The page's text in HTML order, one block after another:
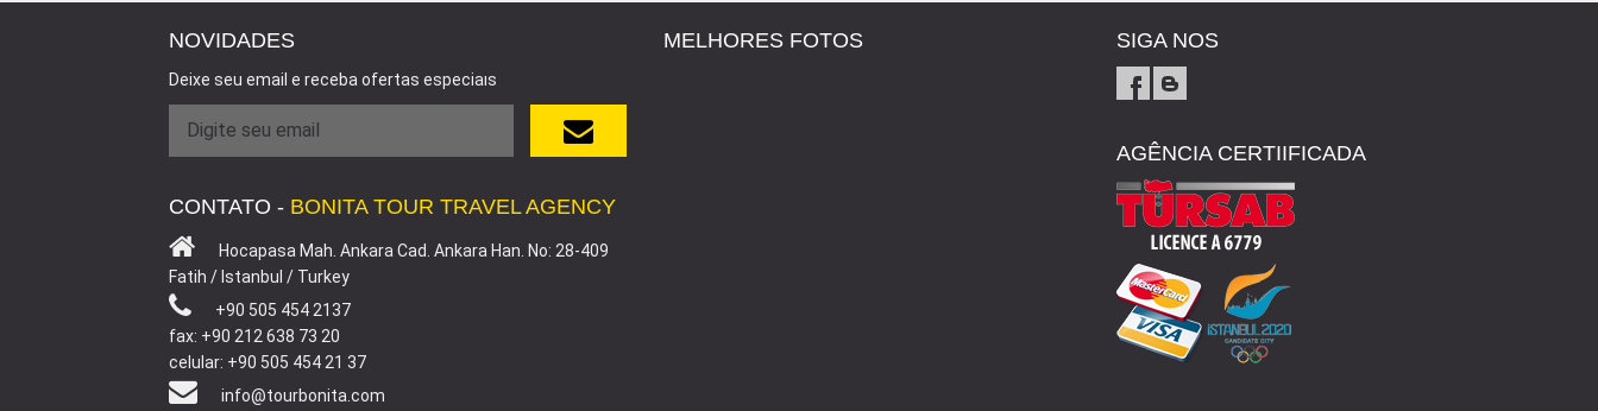
NOVIDADES
Deixe seu email e receba ofertas especiaıs
CONTATO - BONITA TOUR TRAVEL AGENCY
Hocapasa Mah. Ankara Cad. Ankara Han. No: 28-409
Fatih / Istanbul / Turkey
+90 505 454 2137
fax: +90 212 638 73 20
celular: +90 505 454 21 37
info@tourbonita.com
MELHORES FOTOS SIGA NOS
AGÊNCIA CERTIIFICADA